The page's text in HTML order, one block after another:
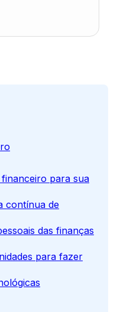
para sua
contínua de
das finanças
para fazer